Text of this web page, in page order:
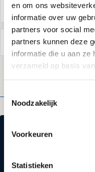
en om ons
informatie over uw
partners voor social
partners kunnen deze
informatie die u aan ze
verzameld op basis
Noodzakelijk
Voorkeuren
Statistieken
Wat is lokale SEO en hoe
Mijn website is traag, wat
Alle